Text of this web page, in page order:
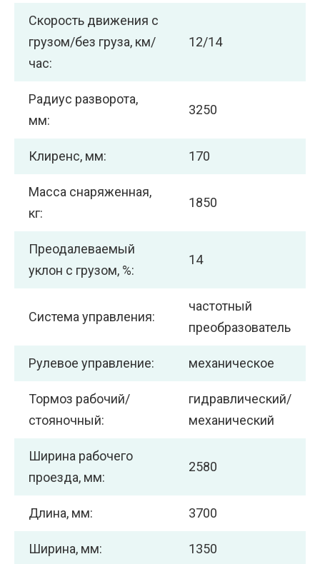
Скорость движения с
грузом/без груза, км/
час:
12/14
Радиус разворота,
мм:
3250
Клиренс, мм: 170
Масса снаряженная,
кг:
1850
Преодалеваемый
уклон с грузом, %:
14
Система управления:
частотный
преобразователь
Рулевое управление: механическое
Тормоз рабочий/
стояночный:
гидравлический/
механический
Ширина рабочего
проезда, мм:
2580
Длина, мм: 3700
Ширина, мм: 1350